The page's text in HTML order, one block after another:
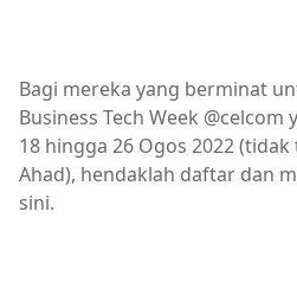
Bagi mereka yang berminat
Business Tech Week
18 hingga 26 Ogos 2022
Ahad), hendaklah daftar dan
sini.